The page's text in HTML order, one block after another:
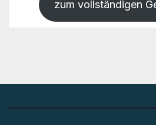
zum vollständigen